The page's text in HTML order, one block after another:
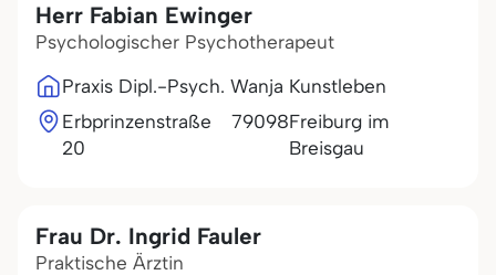
Herr Fabian Ewinger
Psychologischer Psychotherapeut
Praxis Dipl.-Psych. Wanja Kunstleben
Erbprinzenstraße
20
79098Freiburg im
Breisgau
Frau Dr. Ingrid Fauler
Praktische Ärztin